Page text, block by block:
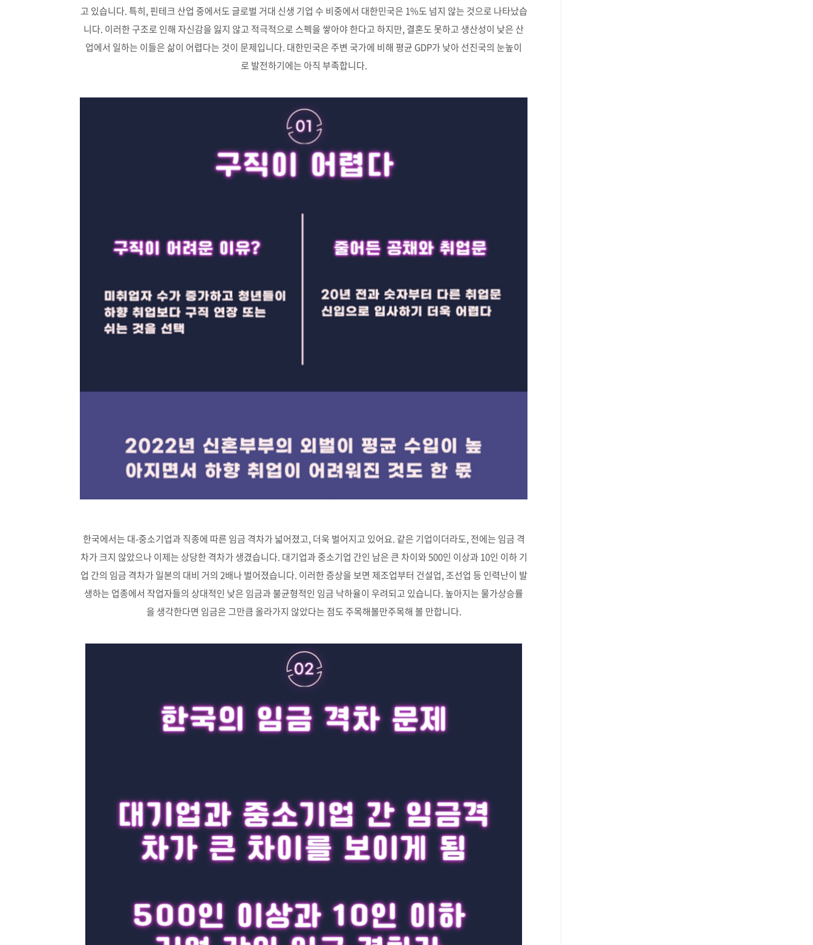
고 있습니다. 특히, 핀테크 산업 중에서도 글로벌 거대 신생 기업 수 비중에서 대한민국은 1%도 넘지 않는 것으로 나타났습
니다. 이러한 구조로 인해 자신감을 잃지 않고 적극적으로 스펙을 쌓아야 한다고 하지만, 결혼도 못하고 생산성이 낮은 산
업에서 일하는 이들은 삶이 어렵다는 것이 문제입니다. 대한민국은 주변 국가에 비해 평균 GDP가 낮아 선진국의 눈높이
로 발전하기에는 아직 부족합니다.
한국에서는 대-중소기업과 직종에 따른 임금 격차가 넓어졌고, 더욱 벌어지고 있어요. 같은 기업이더라도, 전에는 임금 격
차가 크지 않았으나 이제는 상당한 격차가 생겼습니다. 대기업과 중소기업 간인 남은 큰 차이와 500인 이상과 10인 이하 기
업 간의 임금 격차가 일본의 대비 거의 2배나 벌어졌습니다. 이러한 증상을 보면 제조업부터 건설업, 조선업 등 인력난이 발
생하는 업종에서 작업자들의 상대적인 낮은 임금과 불균형적인 임금 낙하율이 우려되고 있습니다. 높아지는 물가상승률
을 생각한다면 임금은 그만큼 올라가지 않았다는 점도 주목해볼만주목해 볼 만합니다.